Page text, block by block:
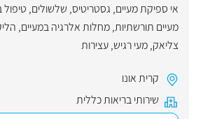
אי ספיקת מעיים, גסטריטיס, שלשולים, טיפול
מעיים תורשתיות,מחלות אלרגיה במעיים,
צליאק,מעי רגיש,עצירות
קרית אונו
שירותי בריאות כללית